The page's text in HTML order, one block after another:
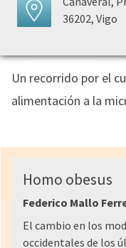
36202, Vigo
Un recorrido por el
alimentación a la
Homo obesus
Federico Mallo
El cambio en los
occidentales de los